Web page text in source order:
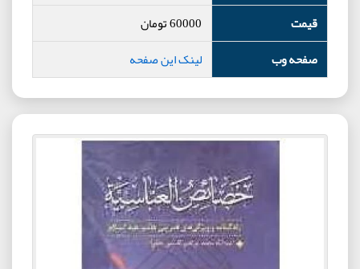
قیمت
60000تومان
صفحه وب
لینک این صفحه